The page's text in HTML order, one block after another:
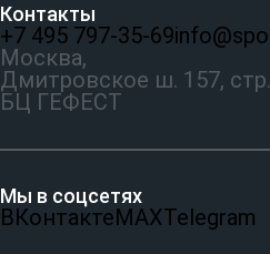
Контакты
+7 495 797‑35-69
Москва,
Дмитровское ш. 157,
БЦ ГЕФЕСТ
Мы в соцсетях
ВКонтактеMAXTelegram